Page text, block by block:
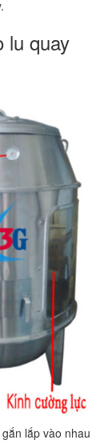
lu quay
lắp vào nhau